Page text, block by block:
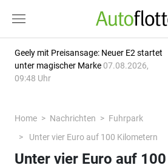
Geely mit Preisansage: Neuer E2 startet
unter magischer Marke 07.08.2026,
09:48 Uhr
Home Nachrichten
Fuhrpark
Unter vier Euro auf 100 Kilometern
Unter vier Euro auf